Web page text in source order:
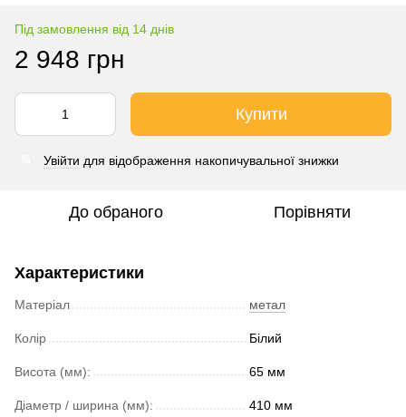
Під замовлення від 14 днів
2 948 грн
Купити
Увійти для відображення накопичувальної знижки
До обраного Порівняти
Характеристики
Матеріал метал
Колір Білий
Висота (мм): 65 мм
Діаметр / ширина (мм): 410 мм